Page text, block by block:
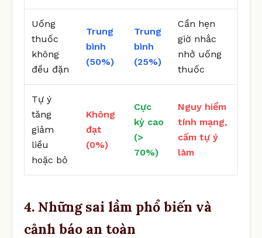
Uống
thuốc
không
đều đặn
Trung
bình
(50%)
Trung
bình
(25%)
Cần hẹn
giờ nhắc
nhở uống
thuốc
Tự ý
tăng
giảm
liều
hoặc bỏ
Không
đạt
(0%)
Cực
kỳ cao
(>
70%)
Nguy hiểm
tính mạng,
cấm tự ý
làm
4. Những sai lầm phổ biến và
cảnh báo an toàn